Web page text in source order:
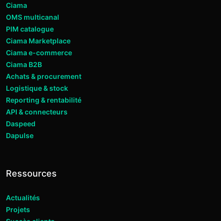
Ciama
OMS multicanal
PIM catalogue
Ciama Marketplace
Ciama e-commerce
Ciama B2B
Achats & procurement
Logistique & stock
Reporting & rentabilité
API & connecteurs
Daspeed
Dapulse
Ressources
Actualités
Projets